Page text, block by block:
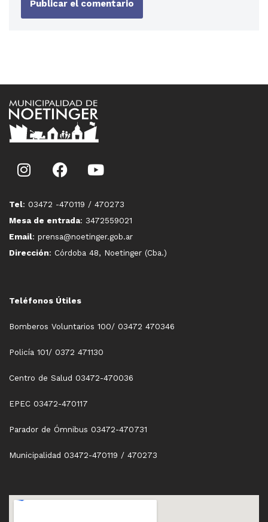
Tel: 03472 -470119 / 470273
Mesa de entrada: 3472559021
Email: prensa@noetinger.gob.ar
Dirección: Córdoba 48, Noetinger (Cba.)
Teléfonos Útiles
Bomberos Voluntarios 100/ 03472 470346
Policía 101/ 0372 471130
Centro de Salud 03472-470036
EPEC 03472-470117
Parador de Ómnibus 03472-470731
Municipalidad 03472-470119 / 470273